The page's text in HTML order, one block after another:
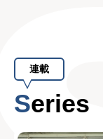
連載
Series